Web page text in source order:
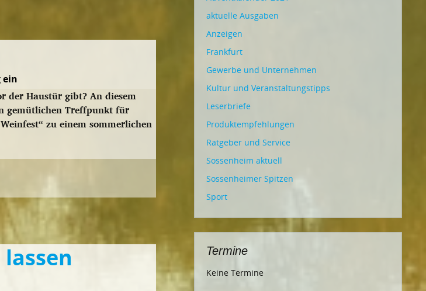
ein
der Haustür gibt? An diesem
gemütlichen Treffpunkt für
zu einem sommerlichen
aktuelle Ausgaben
Anzeigen
Frankfurt
Gewerbe und Unternehmen
Kultur und Veranstaltungstipps
Leserbriefe
Produktempfehlungen
Ratgeber und Service
Sossenheim aktuell
Sossenheimer Spitzen
Sport
Termine
Keine Termine